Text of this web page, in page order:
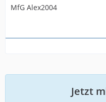
MfG Alex2004
Jetzt